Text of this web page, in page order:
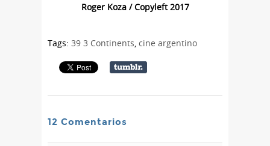
Roger Koza / Copyleft 2017
Tags: 39 3 Continents, cine argentino
12 Comentarios